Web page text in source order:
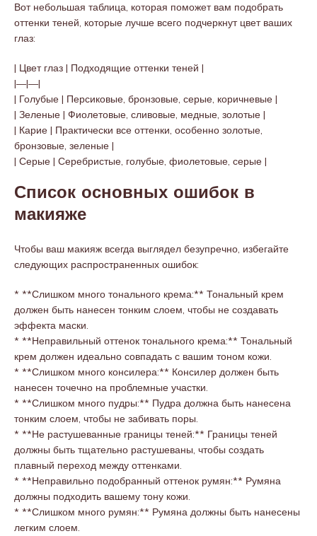
Вот небольшая таблица, которая поможет вам подобрать
оттенки теней, которые лучше всего подчеркнут цвет ваших
глаз:
| Цвет глаз | Подходящие оттенки теней |
|—|—|
| Голубые | Персиковые, бронзовые, серые, коричневые |
| Зеленые | Фиолетовые, сливовые, медные, золотые |
| Карие | Практически все оттенки, особенно золотые,
бронзовые, зеленые |
| Серые | Серебристые, голубые, фиолетовые, серые |
Список основных ошибок в
макияже
Чтобы ваш макияж всегда выглядел безупречно, избегайте
следующих распространенных ошибок:
* **Слишком много тонального крема:** Тональный крем
должен быть нанесен тонким слоем, чтобы не создавать
эффекта маски.
* **Неправильный оттенок тонального крема:** Тональный
крем должен идеально совпадать с вашим тоном кожи.
* **Слишком много консилера:** Консилер должен быть
нанесен точечно на проблемные участки.
* **Слишком много пудры:** Пудра должна быть нанесена
тонким слоем, чтобы не забивать поры.
* **Не растушеванные границы теней:** Границы теней
должны быть тщательно растушеваны, чтобы создать
плавный переход между оттенками.
* **Неправильно подобранный оттенок румян:** Румяна
должны подходить вашему тону кожи.
* **Слишком много румян:** Румяна должны быть нанесены
легким слоем.